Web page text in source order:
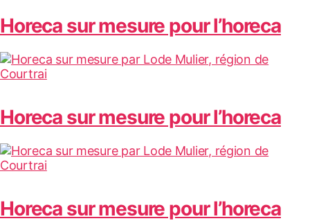
Horeca sur mesure pour l’horeca
Horeca sur mesure pour l’horeca
Horeca sur mesure pour l’horeca